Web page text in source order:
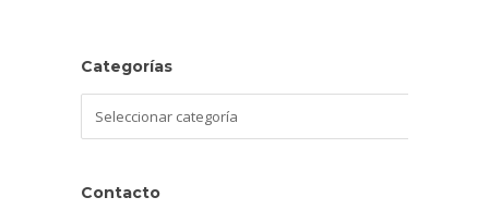
Categorías
Contacto